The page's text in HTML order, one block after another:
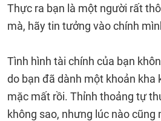
Thực ra bạn là một người rất
mà, hãy tin tưởng vào chính
Tình hình tài chính của bạn
do bạn đã dành một khoản kha
mặc mất rồi. Thỉnh thoảng tự
không sao, nhưng lúc nào cũng